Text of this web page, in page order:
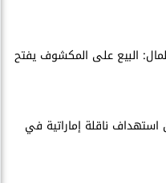
البيع على المكشوف يفتح
استهداف ناقلة إماراتية في